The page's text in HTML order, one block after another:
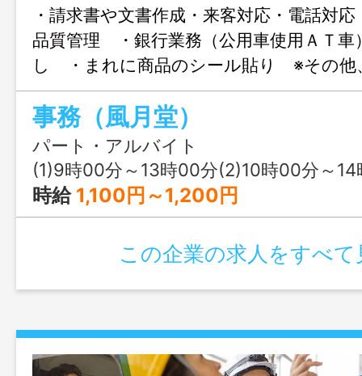
・請求書や文書作成・来客対応・電話対
品質管理 ・銀行業務（公用車使用ＡＴ車
し ・まれに商品のシール貼り ※その他
接時に説明いたします ・副業可（ダブ
す） 変更範囲：変更なし
事務（風月堂）
パート・アルバイト
(1)9時00分～13時00分(2)10時00分～14時00分又は 9時 00分 ～
時給 1,100円～1,200円
この企業の求人をすべて